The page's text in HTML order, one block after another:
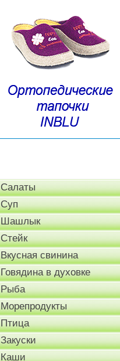
Салаты
Суп
Шашлык
Стейк
Вкусная свинина
Говядина в духовке
Рыба
Морепродукты
Птица
Закуски
Каши